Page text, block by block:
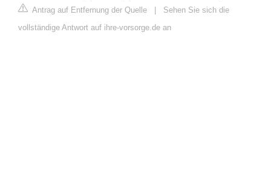
Antrag auf Entfernung der Quelle | Sehen Sie sich die
vollständige Antwort auf ihre-vorsorge.de an